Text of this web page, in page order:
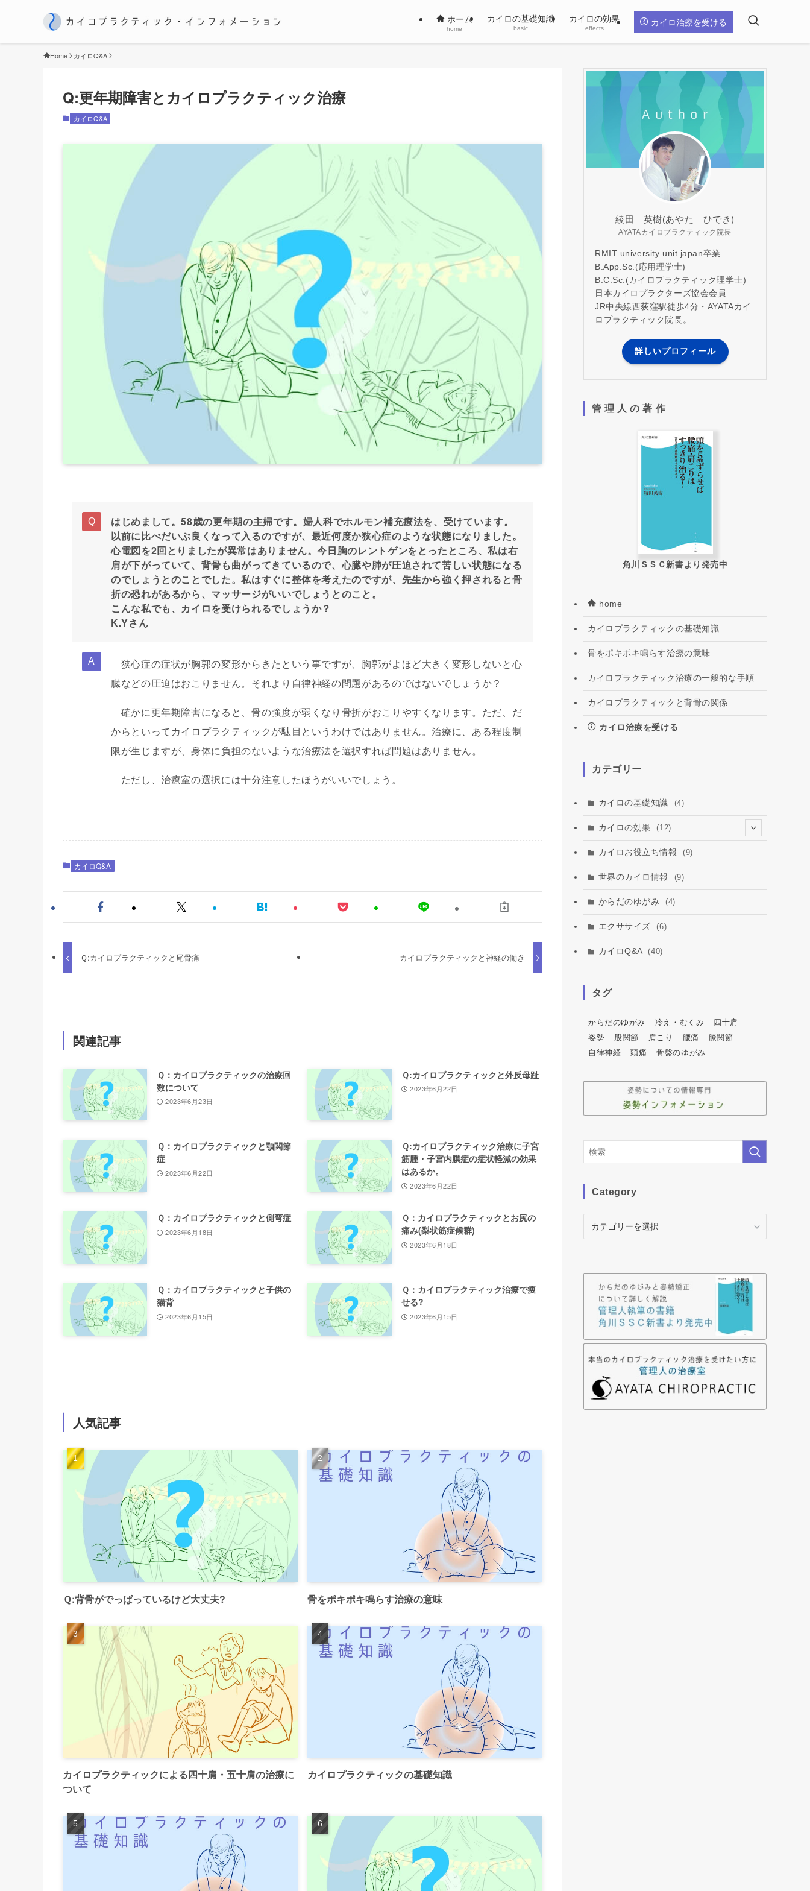
ホーム
home
カイロの基礎知識
basic
カイロの効果
effects
カイロ治療を受ける
Home カイロQ&A
Q:更年期障害とカイロプラクティック治療
カイロQ&A
はじめまして。58歳の更年期の主婦です。婦人科でホルモン補充療法を、受けています。
以前に比べだいぶ良くなって入るのですが、最近何度か狭心症のような状態になりました。
心電図を2回とりましたが異常はありません。今日胸のレントゲンをとったところ、私は右
肩が下がっていて、背骨も曲がってきているので、心臓や肺が圧迫されて苦しい状態になる
のでしょうとのことでした。私はすぐに整体を考えたのですが、先生から強く押されると骨
折の恐れがあるから、マッサージがいいでしょうとのこと。
こんな私でも、カイロを受けられるでしょうか？
K.Yさん
狭心症の症状が胸郭の変形からきたという事ですが、胸郭がよほど大きく変形しないと心
臓などの圧迫はおこりません。それより自律神経の問題があるのではないでしょうか？
確かに更年期障害になると、骨の強度が弱くなり骨折がおこりやすくなります。ただ、だ
からといってカイロプラクティックが駄目というわけではありません。治療に、ある程度制
限が生じますが、身体に負担のないような治療法を選択すれば問題はありません。
ただし、治療室の選択には十分注意したほうがいいでしょう。
カイロQ&A
Ｑ:カイロプラクティックと尾骨痛 カイロプラクティックと神経の働き
関連記事
Ｑ：カイロプラクティックの治療回
数について
2023年6月23日
Ｑ:カイロプラクティックと外反母趾
2023年6月22日
Ｑ：カイロプラクティックと顎関節
症
2023年6月22日
Ｑ:カイロプラクティック治療に子宮
筋腫・子宮内膜症の症状軽減の効果
はあるか。
2023年6月22日
Ｑ：カイロプラクティックと側弯症
2023年6月18日
Ｑ：カイロプラクティックとお尻の
痛み(梨状筋症候群)
2023年6月18日
Ｑ：カイロプラクティックと子供の
猫背
2023年6月15日
Ｑ：カイロプラクティック治療で痩
せる?
2023年6月15日
人気記事
Ｑ:背骨がでっぱっているけど大丈夫? 骨をポキポキ鳴らす治療の意味
カイロプラクティックによる四十肩・五十肩の治療に
ついて
カイロプラクティックの基礎知識
綾田 英樹(あやた ひでき)
AYATAカイロプラクティック院長
RMIT university unit japan卒業
B.App.Sc.(応用理学士)
B.C.Sc.(カイロプラクティック理学士)
日本カイロプラクターズ協会会員
JR中央線西荻窪駅徒歩4分・AYATAカイ
ロプラクティック院長。
詳しいプロフィール
管 理 人 の 著 作
角川ＳＳＣ新書より発売中
home
カイロプラクティックの基礎知識
骨をポキポキ鳴らす治療の意味
カイロプラクティック治療の一般的な手順
カイロプラクティックと背骨の関係
カイロ治療を受ける
カテゴリー
カイロの基礎知識 (4)
カイロの効果 (12)
(2)
(3)
カイロお役立ち情報 (9)
世界のカイロ情報 (9)
からだのゆがみ (4)
エクササイズ (6)
カイロQ&A (40)
タグ
からだのゆがみ 冷え・むくみ
四十肩
姿勢
股関節 肩こり 腰痛
膝関節
自律神経
頭痛 骨盤のゆがみ
Category